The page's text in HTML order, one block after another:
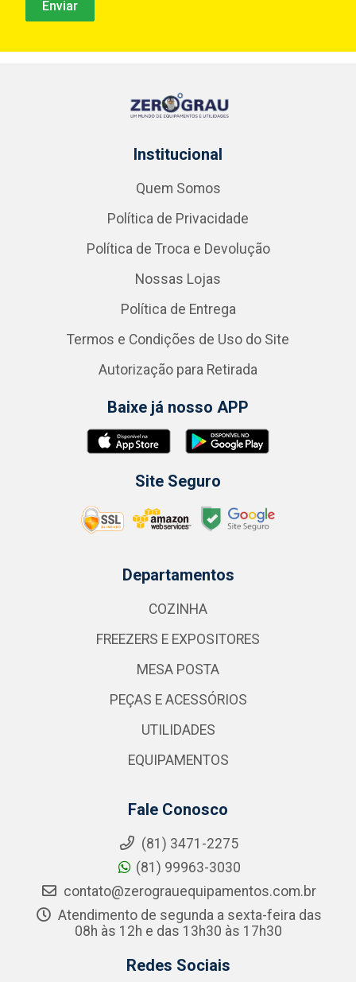
Institucional
Quem Somos
Política de Privacidade
Política de Troca e Devolução
Nossas Lojas
Política de Entrega
Termos e Condições de Uso do Site
Autorização para Retirada
Baixe já nosso APP
Site Seguro
Departamentos
COZINHA
FREEZERS E EXPOSITORES
MESA POSTA
PEÇAS E ACESSÓRIOS
UTILIDADES
EQUIPAMENTOS
Fale Conosco
(81) 3471-2275
(81) 99963-3030
contato@zerograuequipamentos.com.br
Atendimento de segunda a sexta-feira das
08h às 12h e das 13h30 às 17h30
Redes Sociais